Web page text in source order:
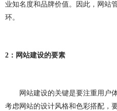
公众号定制开发
ERP系统开发
成都app开发 app
业知名度和品牌价值。因此，网站
环。
2 ：网站建设的要素
网站建设的关键是要注重用户
考虑网站的设计风格和色彩搭配，